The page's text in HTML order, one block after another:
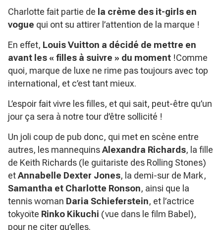
Charlotte fait partie de la crème des it-girls en
vogue qui ont su attirer l’attention de la marque !
En effet, Louis Vuitton a décidé de mettre en
avant les « filles à suivre » du moment !Comme
quoi, marque de luxe ne rime pas toujours avec top
international, et c’est tant mieux.
L’espoir fait vivre les filles, et qui sait, peut-être qu’un
jour ça sera à notre tour d’être sollicité !
Un joli coup de pub donc, qui met en scène entre
autres, les mannequinsAlexandra Richards, la fille
de Keith Richards (le guitariste des Rolling Stones)
etAnnabelle Dexter Jones, la demi-sur de Mark,
Samantha et Charlotte Ronson, ainsi que la
tennis woman Daria Schieferstein, et l’actrice
tokyoïte Rinko Kikuchi (vue dans le film Babel),
pour ne citer qu’elles.